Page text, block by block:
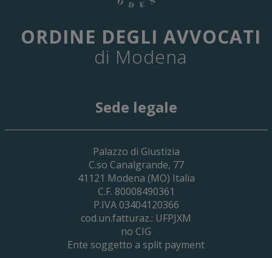
29 Giugno 2026
Cassa Forense – Elezioni Dei Delegati
2030
ORDINE DEGLI AVVOCATI
di Modena
Sede legale
Palazzo di Giustizia
C.so Canalgrande, 77
41121 Modena (MO) Italia
C.F. 80008490361
P.IVA 03404120366
cod.un.fatturaz.: UFPJXM
no CIG
Ente soggetto a split payment